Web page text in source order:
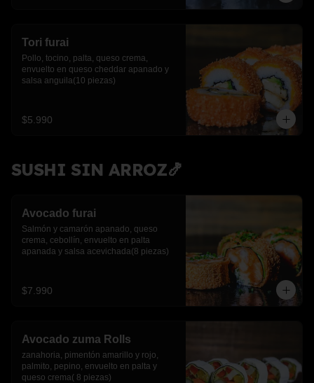
Tori furai
Pollo, tocino, palta, queso crema,
envuelto en queso cheddar apanado y
salsa anguila(10 piezas)
$5.990
SUSHI SIN ARROZ🍤
Avocado furai
Salmón y camarón apanado, queso
crema, cebollín, envuelto en palta
apanada y salsa acevichada(8 piezas)
$7.990
Avocado zuma Rolls
zanahoria, pimentón amarillo y rojo,
palmito, pepino, envuelto en palta y
queso crema( 8 piezas)